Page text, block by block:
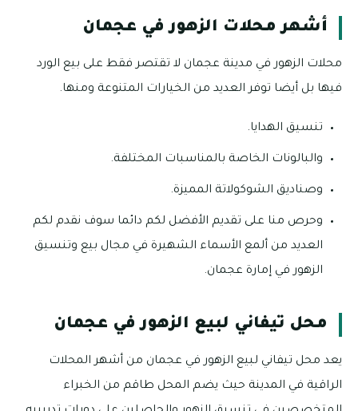
أشهر محلات الزهور في عجمان
محلات الزهور في مدينة عجمان لا تقتصر فقط على بيع الورد
فيها بل أيضا توفر العديد من الخيارات المتنوعة ومنها.
تنسيق الهدايا.
والبالونات الخاصة بالمناسبات المختلفة.
وصناديق الشوكولاتة المميزة.
وحرص منا على تقديم الأفضل لكم دائما سوف نقدم لكم
العديد من ألمع الأسماء الشهيرة في مجال بيع وتنسيق
الزهور في إمارة عجمان.
محل تيفاني لبيع الزهور في عجمان
يعد محل تيفاني لبيع الزهور في عجمان من أشهر المحلات
الراقية في المدينة حيث يضم المحل طاقم من الخبراء